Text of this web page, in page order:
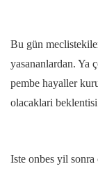
Bu gün
yasananlardan. Ya
pembe hayaller
olacaklari
Iste onbes yil